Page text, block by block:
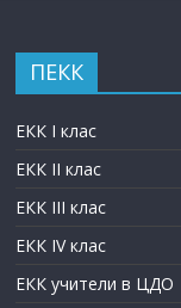
ПЕКК
ЕКК I клас
ЕКК II клас
ЕКК III клас
ЕКК IV клас
ЕКК учители в ЦДО